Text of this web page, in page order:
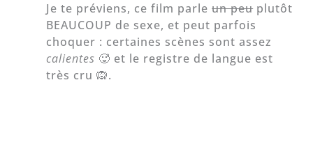
Je te préviens, ce film parleun peu plutôt
BEAUCOUP de sexe, et peut parfois
choquer : certaines scènes sont assez
calientes 🥵 et le registre de langue est
très cru 🙉.